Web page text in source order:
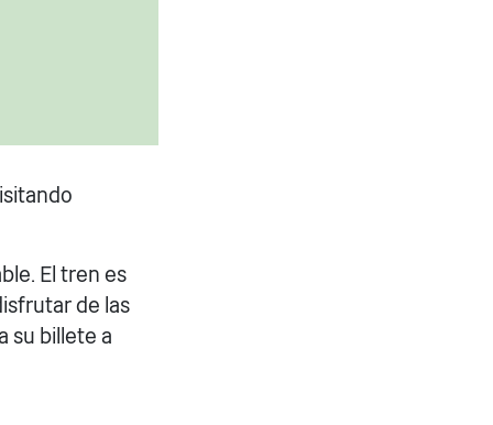
El tren es
de las
su billete a